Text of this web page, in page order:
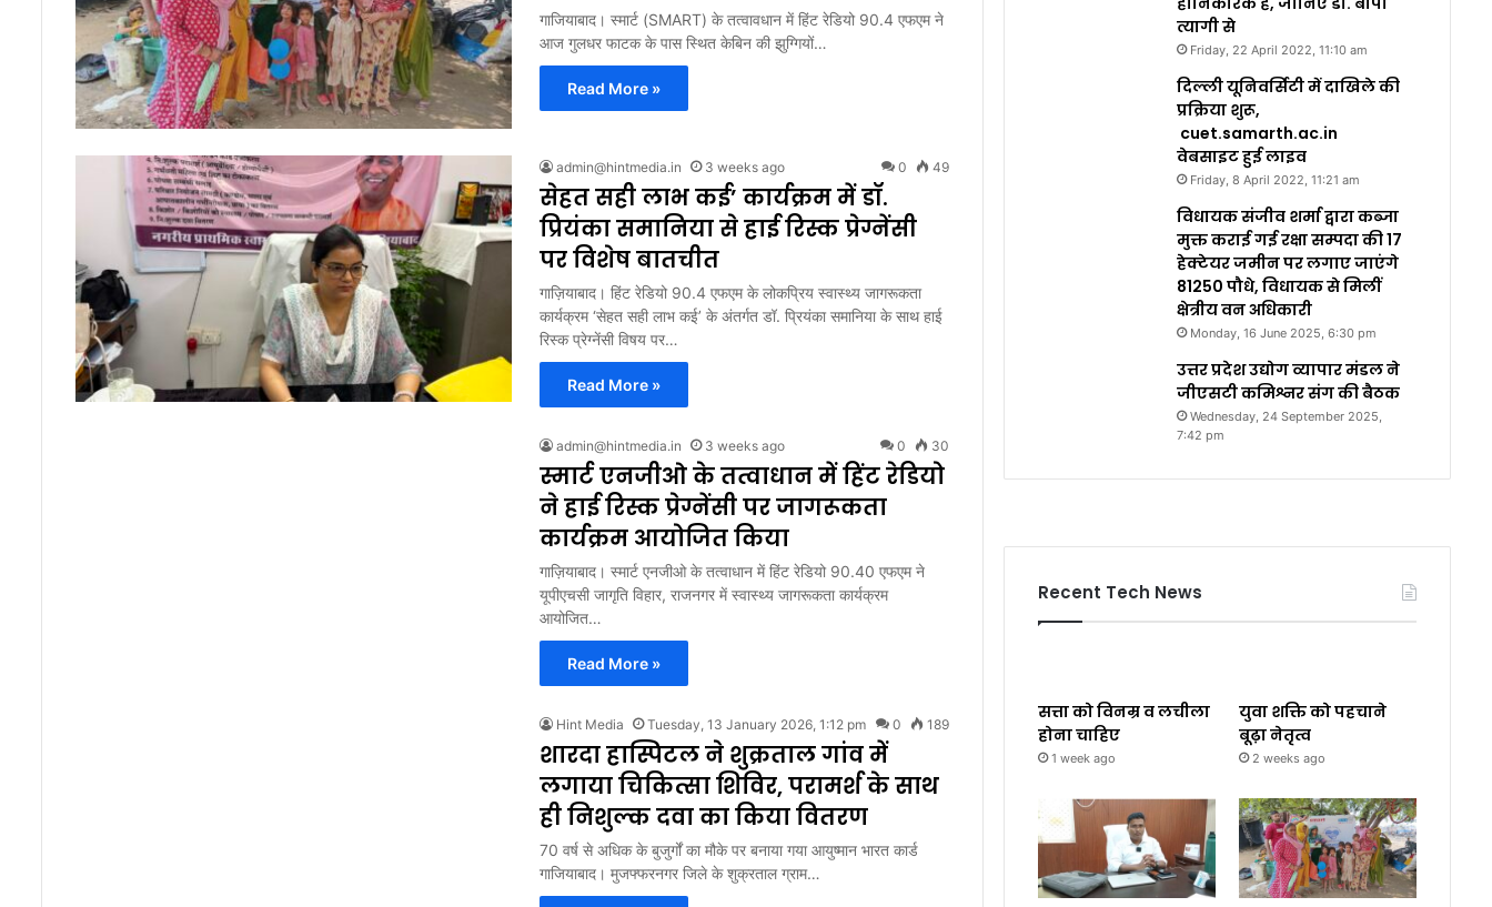
गाजियाबाद। स्मार्ट (SMART) के तत्वावधान में हिंट रेडियो 90.4 एफएम ने
आज गुलधर फाटक के पास स्थित केबिन की झुग्गियों…
Read More »
admin@hintmedia.in 3 weeks ago 0 49
सेहत सही लाभ कई’ कार्यक्रम में डॉ.
प्रियंका समानिया से हाई रिस्क प्रेग्नेंसी
पर विशेष बातचीत
गाज़ियाबाद। हिंट रेडियो 90.4 एफएम के लोकप्रिय स्वास्थ्य जागरूकता
कार्यक्रम ‘सेहत सही लाभ कई’ के अंतर्गत डॉ. प्रियंका समानिया के साथ हाई
रिस्क प्रेग्नेंसी विषय पर…
Read More »
admin@hintmedia.in 3 weeks ago 0 30
स्मार्ट एनजीओ के तत्वाधान में हिंट रेडियो
ने हाई रिस्क प्रेग्नेंसी पर जागरूकता
कार्यक्रम आयोजित किया
गाज़ियाबाद। स्मार्ट एनजीओ के तत्वाधान में हिंट रेडियो 90.40 एफएम ने
यूपीएचसी जागृति विहार, राजनगर में स्वास्थ्य जागरूकता कार्यक्रम
आयोजित…
Read More »
Hint Media Tuesday, 13 January 2026, 1:12 pm 0 189
शारदा हास्पिटल ने शुक्रताल गांव में
लगाया चिकित्सा शिविर, परामर्श के साथ
ही निशुल्क दवा का किया वितरण
70 वर्ष से अधिक के बुजुर्गों का मौके पर बनाया गया आयुष्मान भारत कार्ड
गाजियाबाद। मुजफ्फरनगर जिले के शुक्रताल ग्राम…
त्यागी से
Friday, 22 April 2022, 11:10 am
दिल्ली यूनिवर्सिटी में दाखिले की
प्रक्रिया शुरू,
cuet.samarth.ac.in
वेबसाइट हुई लाइव
Friday, 8 April 2022, 11:21 am
विधायक संजीव शर्मा द्वारा कब्जा
मुक्त कराई गई रक्षा सम्पदा की 17
हेक्टेयर जमीन पर लगाए जाएंगे
81250 पौधे, विधायक से मिलीं
क्षेत्रीय वन अधिकारी
Monday, 16 June 2025, 6:30 pm
उत्तर प्रदेश उद्योग व्यापार मंडल ने
जीएसटी कमिश्नर संग की बैठक
Wednesday, 24 September 2025,
7:42 pm
Recent Tech News
सत्ता को विनम्र व लचीला
होना चाहिए
1 week ago
युवा शक्ति को पहचाने
बूढ़ा नेतृत्व
2 weeks ago